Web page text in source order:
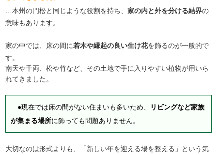
…本州の門松と同じような役割を持ち、家の内と外を分ける結界の
意味もあります。
家の中では、床の間に若木や縁起の良い生け花を飾るのが一般的で
す。
南天や千両、松や竹など、その土地で手に入りやすい植物が用いら
れてきました。
●現在では床の間がない住まいも多いため、
リビングなど家族
が集まる場所に飾っても問題ありません。
大切なのは形式よりも、「新しい年を迎える場を整える」という気